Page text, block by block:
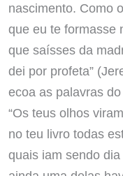
nascimento. Como
que eu te formasse
que saísses da
dei por profeta”
ecoa as palavras
“Os teus olhos
no teu livro todas
quais iam sendo